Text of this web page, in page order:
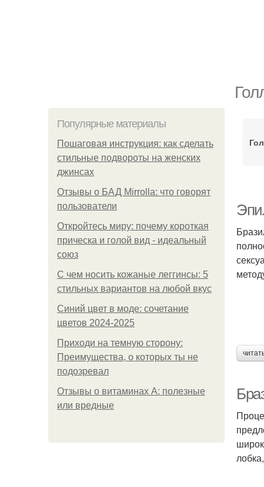
Популярные материалы
Пошаговая инструкция: как сделать
стильные подвороты на женских
джинсах
Отзывы о БАД Mirrolla: что говорят
пользователи
Откройтесь миру: почему короткая
прическа и голой вид - идеальный
союз
С чем носить кожаные леггинсы: 5
стильных вариантов на любой вкус
Синий цвет в моде: сочетание
цветов 2024-2025
Приходи на темную сторону:
Преимущества, о которых ты не
подозревал
Отзывы о витаминах А: полезные
или вредные